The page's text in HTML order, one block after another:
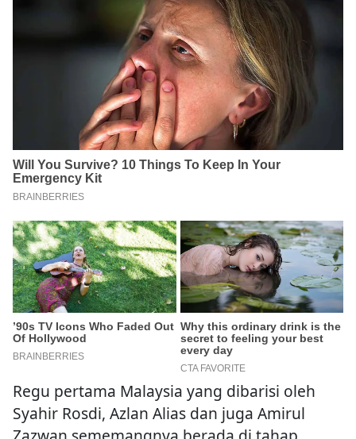
Regu pertama Malaysia yang dibarisi oleh
Syahir Rosdi, Azlan Alias dan juga Amirul